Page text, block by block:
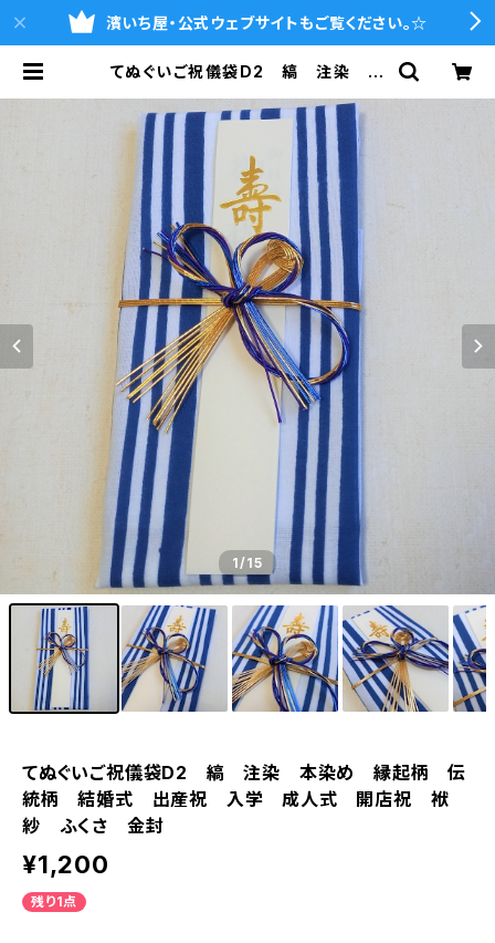
濱いち屋・公式ウェブサイトもご覧ください。☆
てぬぐいご祝儀袋D2 縞 注染 本
産祝 入学 成人式 開店祝 袱
紗 ふくさ 金封 | 魚河岸シャツの濱
いち屋・通販サイト
1/15
てぬぐいご祝儀袋D2 縞 注染 本染め 縁起柄 伝
統柄 結婚式 出産祝 入学 成人式 開店祝 袱
紗 ふくさ 金封
¥1,200
残り1点